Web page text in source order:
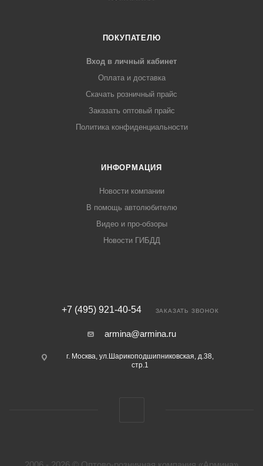
ПОКУПАТЕЛЮ
Вход в личный кабинет
Оплата и доставка
Скачать розничный прайс
Заказать оптовый прайс
Политика конфиденциальности
ИНФОРМАЦИЯ
Новости компании
В помощь автолюбителю
Видео и про-обзоры
Новости ГИБДД
+7 (495) 921-40-54 ЗАКАЗАТЬ ЗВОНОК
armina@armina.ru
г. Москва, ул.Шарикоподшипниковская, д.38,
стр.1